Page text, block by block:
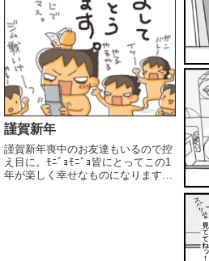
謹賀新年
謹賀新年喪中のお友達もいるので控
え目に。ﾓﾆﾞｮﾓﾆﾞｮ皆にとってこの1
年が楽しく幸せなものになりますよ